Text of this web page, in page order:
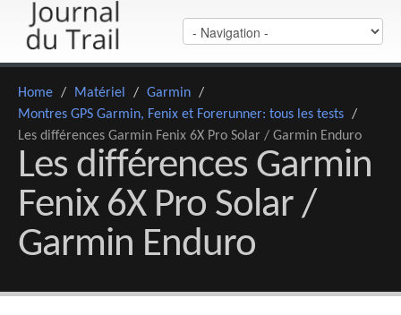
Home / Matériel / Garmin /
Montres GPS Garmin, Fenix et Forerunner: tous les tests /
Les différences Garmin Fenix 6X Pro Solar / Garmin Enduro
Les différences Garmin
Fenix 6X Pro Solar /
Garmin Enduro